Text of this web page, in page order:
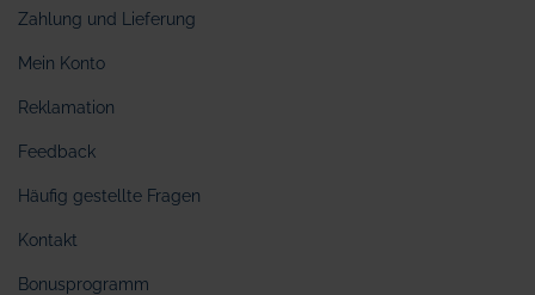
Zahlung und Lieferung
Mein Konto
Reklamation
Feedback
Häufig gestellte Fragen
Kontakt
Bonusprogramm